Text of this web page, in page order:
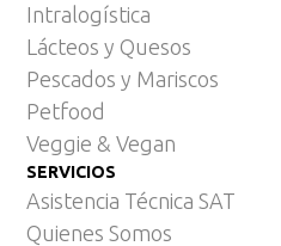
Intralogística
Lácteos y Quesos
Pescados y Mariscos
Petfood
Veggie & Vegan
SERVICIOS
Asistencia Técnica SAT
Quienes Somos